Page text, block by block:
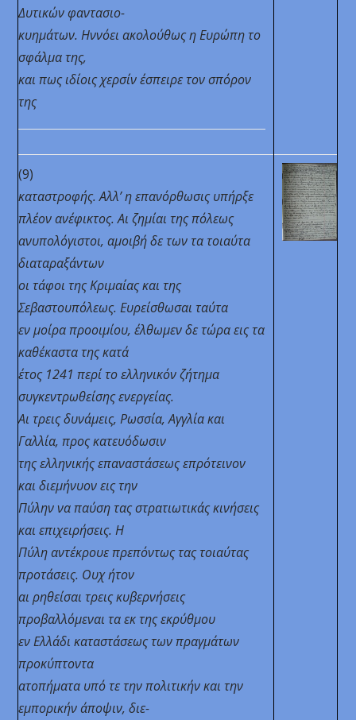
Δυτικών φαντασιο-
κυημάτων. Ηννόει ακολούθως η Ευρώπη το
σφάλμα της,
και πως ιδίοις χερσίν έσπειρε τον σπόρον
της
(9)
καταστροφής. Αλλ’ η επανόρθωσις υπήρξε
πλέον ανέφικτος. Αι ζημίαι της πόλεως
ανυπολόγιστοι, αμοιβή δε των τα τοιαύτα
διαταραξάντων
οι τάφοι της Κριμαίας και της
Σεβαστουπόλεως. Ευρείσθωσαι ταύτα
εν μοίρα προοιμίου, έλθωμεν δε τώρα εις τα
καθέκαστα της κατά
έτος 1241 περί το ελληνικόν ζήτημα
συγκεντρωθείσηςενεργείας.
Αι τρεις δυνάμεις, Ρωσσία, Αγγλία και
Γαλλία, προς κατευόδωσιν
της ελληνικής επαναστάσεως επρότεινον
και διεμήνυον εις την
Πύλην να παύση τας στρατιωτικάς κινήσεις
και επιχειρήσεις. Η
Πύλη αντέκρουε πρεπόντως τας τοιαύτας
προτάσεις. Ουχ ήτον
αι ρηθείσαι τρεις κυβερνήσεις
προβαλλόμεναι τα εκ της εκρύθμου
εν Ελλάδι καταστάσεως των πραγμάτων
προκύπτοντα
ατοπήματα υπό τε την πολιτικήν και την
εμπορικήν άποψιν, διε-